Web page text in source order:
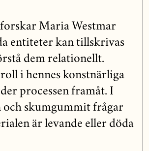
Maria Westmar
entiteter kan tillskrivas
dem relationellt.
i hennes konstnärliga
processen framåt. I
och skumgummit frågar
är levande eller döda